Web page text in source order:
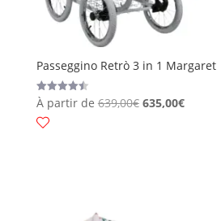
Passeggino Retrò 3 in 1 Margaret
Valutato
4.50
su 5
À partir de 639,00€ 635,00€